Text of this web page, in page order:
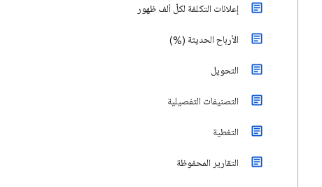
إعلانات التكلفة لكلّ ألف ظهور
الأرباح الحديثة (%)
التحويل
التصنيفات التفصيلية
التغطية
التقارير المحفوظة